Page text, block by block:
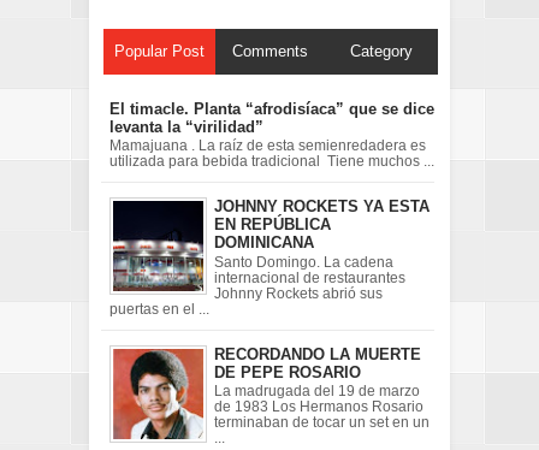
Popular Post Comments Category
El timacle. Planta “afrodisíaca” que se dice
levanta la “virilidad”
Mamajuana . La raíz de esta semienredadera es
utilizada para bebida tradicional Tiene muchos ...
JOHNNY ROCKETS YA ESTA
EN REPÚBLICA
DOMINICANA
Santo Domingo. La cadena
internacional de restaurantes
Johnny Rockets abrió sus
puertas en el ...
RECORDANDO LA MUERTE
DE PEPE ROSARIO
La madrugada del 19 de marzo
de 1983 Los Hermanos Rosario
terminaban de tocar un set en un
...